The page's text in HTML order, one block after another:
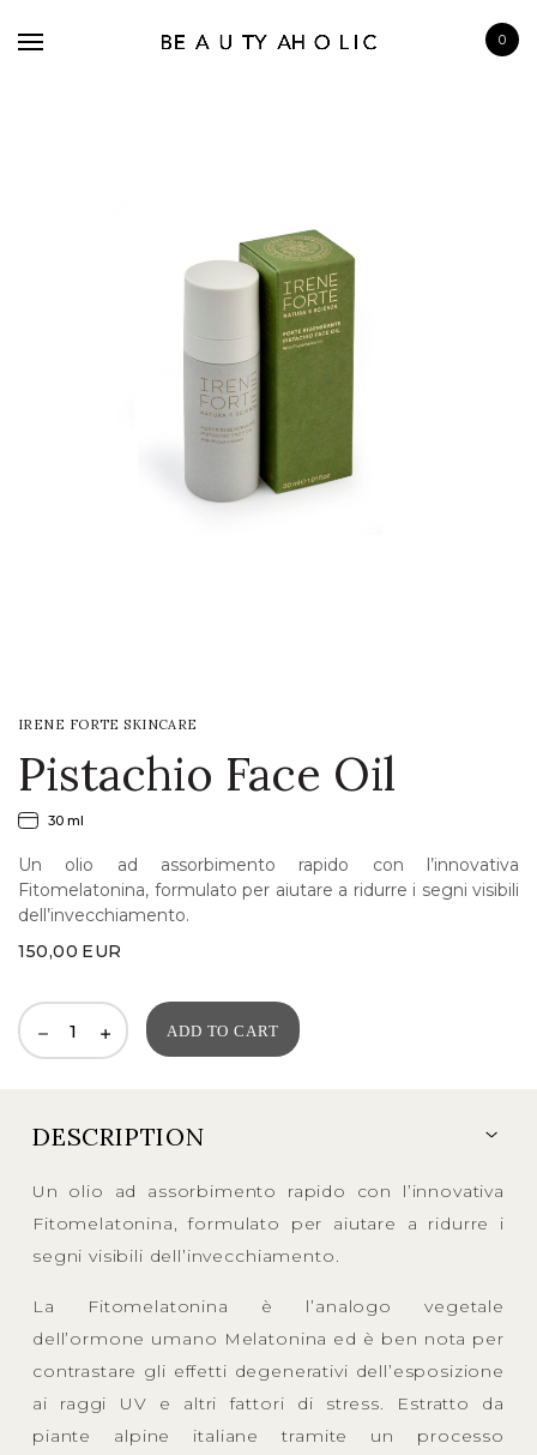
0
IRENE FORTE SKINCARE
Pistachio Face Oil
30 ml
Un olio ad assorbimento rapido con l’innovativa
Fitomelatonina, formulato per aiutare a ridurre i segni visibili
dell’invecchiamento.
150,00 EUR
ADD TO CART
DESCRIPTION
Un olio ad assorbimento rapido con l’innovativa
Fitomelatonina, formulato per aiutare a ridurre i
segni visibili dell’invecchiamento.
La Fitomelatonina è l’analogo vegetale
dell’ormone umano Melatonina ed è ben nota per
contrastare gli effetti degenerativi dell’esposizione
ai raggi UV e altri fattori di stress. Estratto da
piante alpine italiane tramite un processo